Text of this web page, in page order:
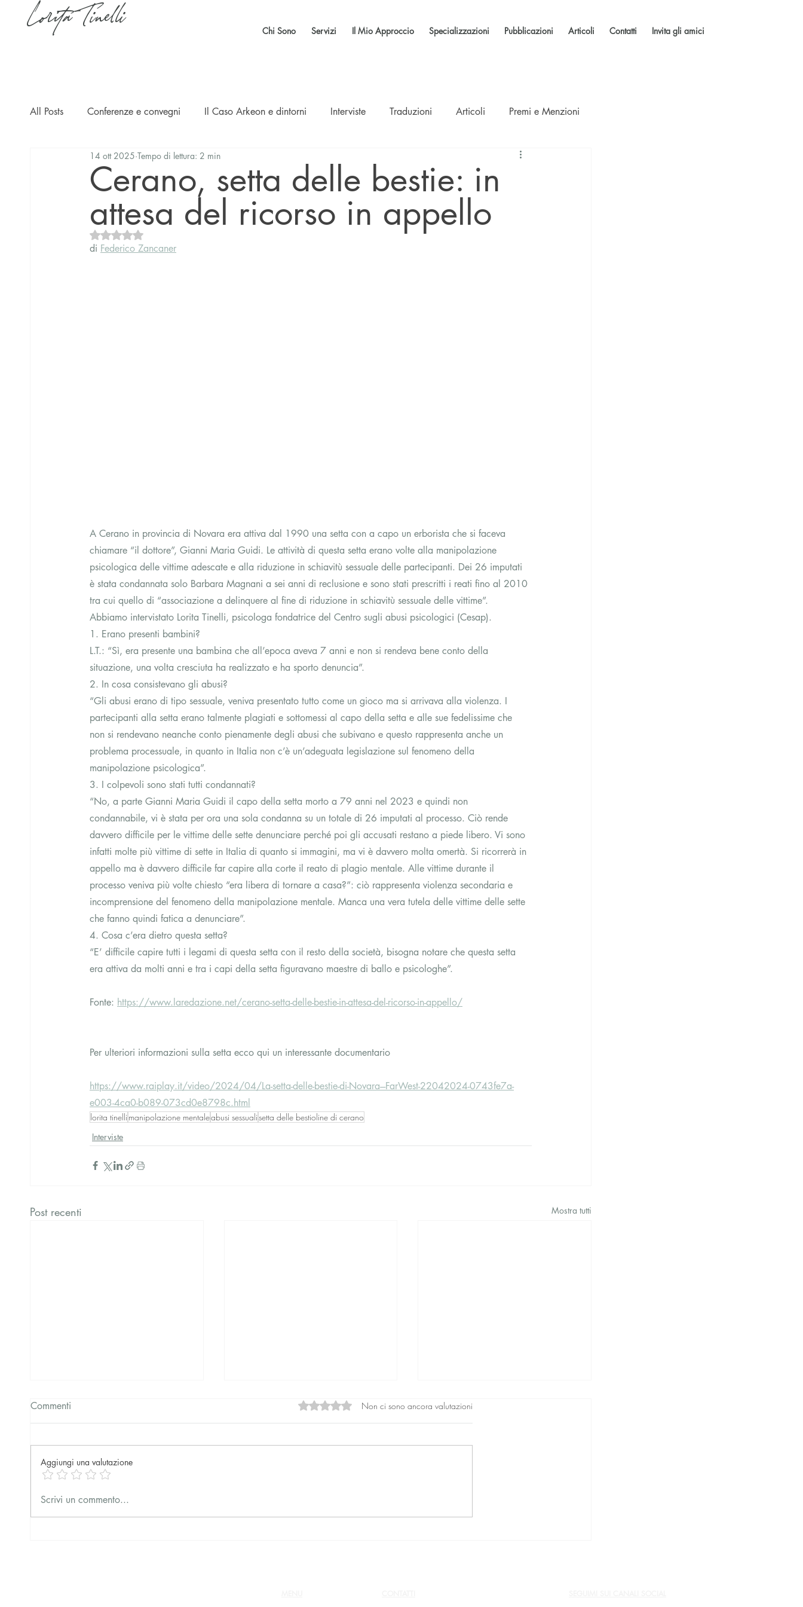
Lorita Tinelli Chi Sono Servizi Il Mio Approccio Specializzazioni Pubblicazioni Articoli Contatti Invita gli amici
All Posts Conferenze e convegni Il Caso Arkeon e dintorni Interviste Traduzioni Articoli Premi e Menzioni
Ripercussioni Articoli in inglese
Cerano, setta delle bestie: in
attesa del ricorso in appello
14 ott 2025 Tempo di lettura: 2 min
Valutazione NaN stelle su 5.
di Federico Zancaner
A Cerano in provincia di Novara era attiva dal 1990 una setta con a capo un erborista che si faceva
chiamare “il dottore”, Gianni Maria Guidi. Le attività di questa setta erano volte alla manipolazione
psicologica delle vittime adescate e alla riduzione in schiavitù sessuale delle partecipanti. Dei 26 imputati
è stata condannata solo Barbara Magnani a sei anni di reclusione e sono stati prescritti i reati fino al 2010
tra cui quello di “associazione a delinquere al fine di riduzione in schiavitù sessuale delle vittime”.
Abbiamo intervistato Lorita Tinelli, psicologa fondatrice del Centro sugli abusi psicologici (Cesap).
1. Erano presenti bambini?
L.T.: “Sì, era presente una bambina che all’epoca aveva 7 anni e non si rendeva bene conto della
situazione, una volta cresciuta ha realizzato e ha sporto denuncia”.
2. In cosa consistevano gli abusi?
“Gli abusi erano di tipo sessuale, veniva presentato tutto come un gioco ma si arrivava alla violenza. I
partecipanti alla setta erano talmente plagiati e sottomessi al capo della setta e alle sue fedelissime che
non si rendevano neanche conto pienamente degli abusi che subivano e questo rappresenta anche un
problema processuale, in quanto in Italia non c’è un’adeguata legislazione sul fenomeno della
manipolazione psicologica”.
3. I colpevoli sono stati tutti condannati?
“No, a parte Gianni Maria Guidi il capo della setta morto a 79 anni nel 2023 e quindi non
condannabile, vi è stata per ora una sola condanna su un totale di 26 imputati al processo. Ciò rende
davvero difficile per le vittime delle sette denunciare perché poi gli accusati restano a piede libero. Vi sono
infatti molte più vittime di sette in Italia di quanto si immagini, ma vi è davvero molta omertà. Si ricorrerà in
appello ma è davvero difficile far capire alla corte il reato di plagio mentale. Alle vittime durante il
processo veniva più volte chiesto “era libera di tornare a casa?”: ciò rappresenta violenza secondaria e
incomprensione del fenomeno della manipolazione mentale. Manca una vera tutela delle vittime delle sette
che fanno quindi fatica a denunciare”.
4. Cosa c’era dietro questa setta?
“E’ difficile capire tutti i legami di questa setta con il resto della società, bisogna notare che questa setta
era attiva da molti anni e tra i capi della setta figuravano maestre di ballo e psicologhe”.
Fonte: https://www.laredazione.net/cerano-setta-delle-bestie-in-attesa-del-ricorso-in-appello/
Per ulteriori informazioni sulla setta ecco qui un interessante documentario
https://www.raiplay.it/video/2024/04/La-setta-delle-bestie-di-Novara---FarWest-22042024-0743fe7a-
e003-4ca0-b089-073cd0e8798c.html
lorita tinelli manipolazione mentaleabusi sessualisetta delle bestioline di cerano
Interviste
Post recenti Mostra tutti
Solidarietà dell'Ordine degli
Commenti Valutazione 0 stelle su 5.Non ci sono ancora valutazioni
Aggiungi una valutazione
Scrivi un commento...